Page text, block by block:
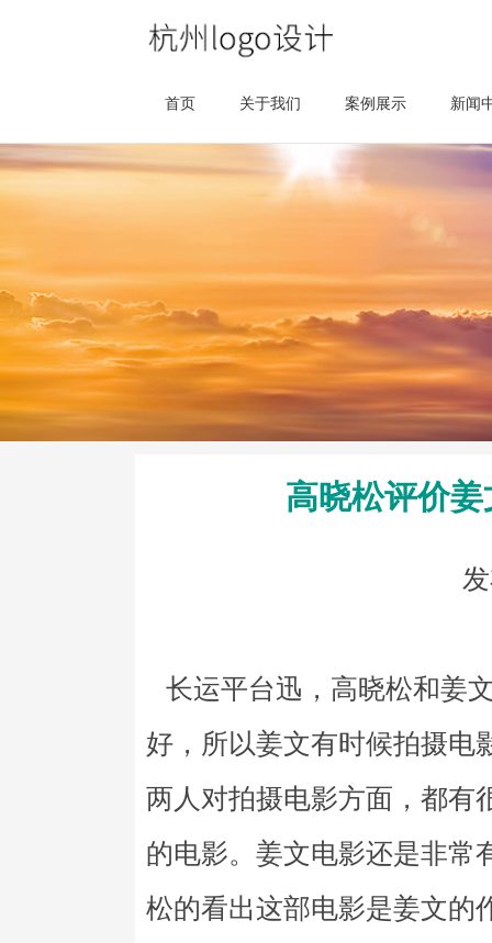
首页 关于我们 案例展示 新闻
高晓松评价
长运平台迅，高晓松和姜
好，所以姜文有时候拍摄电
两人对拍摄电影方面，都有
的电影。姜文电影还是非常
松的看出这部电影是姜文的